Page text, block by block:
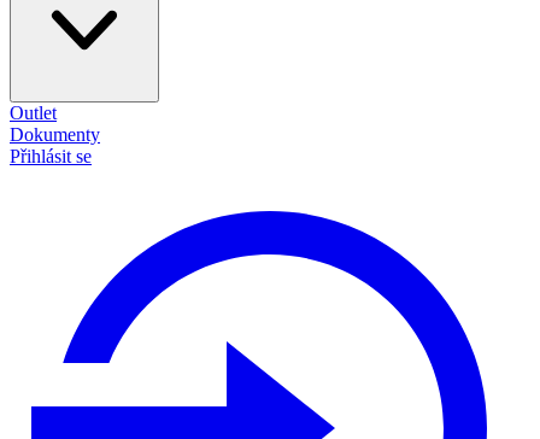
Outlet
Dokumenty
Přihlásit se